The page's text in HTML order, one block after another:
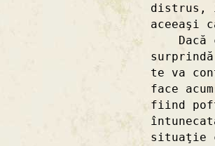
distrus,
aceeaşi
Dacă
te va
face
fiind
situaţie